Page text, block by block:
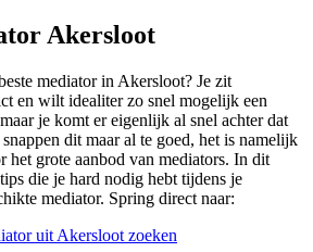
Akersloot
mediator in Akersloot? Je zit
en wilt idealiter zo snel mogelijk een
je komt er eigenlijk al snel achter dat
dit maar al te goed, het is namelijk
het grote aanbod van mediators. In dit
die je hard nodig hebt tijdens je
mediator. Spring direct naar:
uit Akersloot zoeken